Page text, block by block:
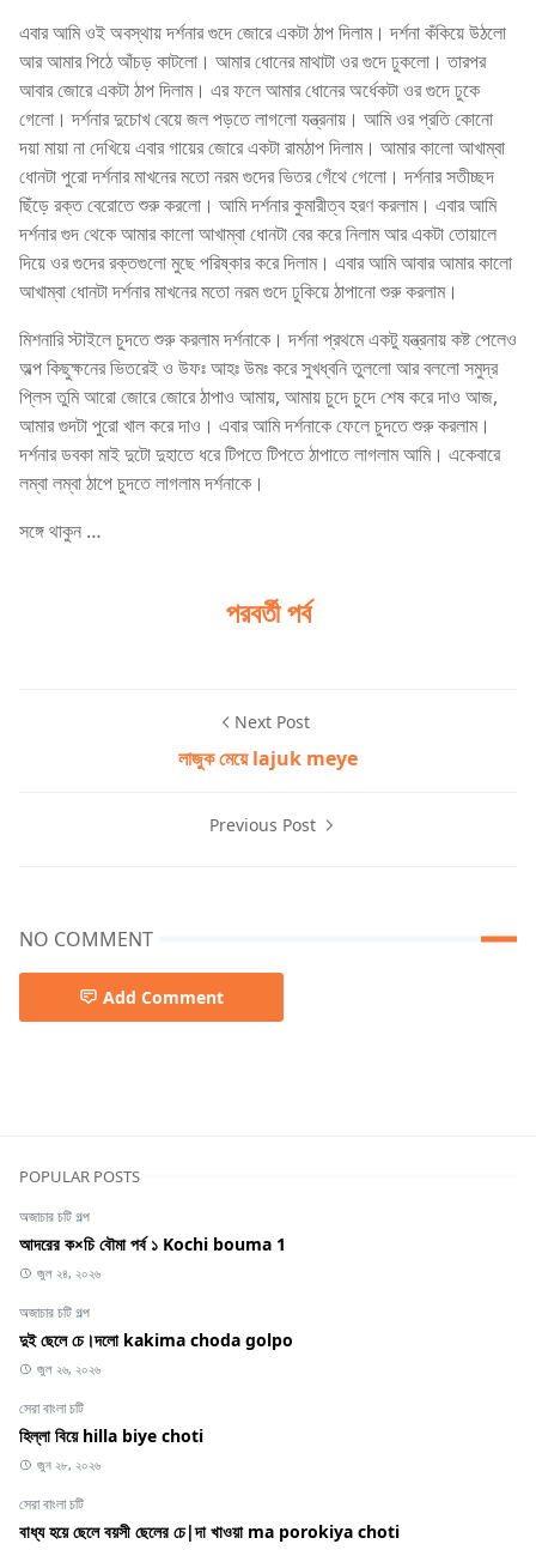
এবার আমি ওই অবস্থায় দর্শনার গুদে জোরে একটা ঠাপ দিলাম। দর্শনা কঁকিয়ে উঠলো
আর আমার পিঠে আঁচড় কাটলো। আমার ধোনের মাথাটা ওর গুদে ঢুকলো। তারপর
আবার জোরে একটা ঠাপ দিলাম। এর ফলে আমার ধোনের অর্ধেকটা ওর গুদে ঢুকে
গেলো। দর্শনার দুচোখ বেয়ে জল পড়তে লাগলো যন্ত্রনায়। আমি ওর প্রতি কোনো
দয়া মায়া না দেখিয়ে এবার গায়ের জোরে একটা রামঠাপ দিলাম। আমার কালো আখাম্বা
ধোনটা পুরো দর্শনার মাখনের মতো নরম গুদের ভিতর গেঁথে গেলো। দর্শনার সতীচ্ছদ
ছিঁড়ে রক্ত বেরোতে শুরু করলো। আমি দর্শনার কুমারীত্ব হরণ করলাম। এবার আমি
দর্শনার গুদ থেকে আমার কালো আখাম্বা ধোনটা বের করে নিলাম আর একটা তোয়ালে
দিয়ে ওর গুদের রক্তগুলো মুছে পরিষ্কার করে দিলাম। এবার আমি আবার আমার কালো
আখাম্বা ধোনটা দর্শনার মাখনের মতো নরম গুদে ঢুকিয়ে ঠাপানো শুরু করলাম।
মিশনারি স্টাইলে চুদতে শুরু করলাম দর্শনাকে। দর্শনা প্রথমে একটু যন্ত্রনায় কষ্ট পেলেও
অল্প কিছুক্ষনের ভিতরেই ও উফঃ আহঃ উমঃ করে সুখধ্বনি তুললো আর বললো সমুদ্র
প্লিস তুমি আরো জোরে জোরে ঠাপাও আমায়, আমায় চুদে চুদে শেষ করে দাও আজ,
আমার গুদটা পুরো খাল করে দাও। এবার আমি দর্শনাকে ফেলে চুদতে শুরু করলাম।
দর্শনার ডবকা মাই দুটো দুহাতে ধরে টিপতে টিপতে ঠাপাতে লাগলাম আমি। একেবারে
লম্বা লম্বা ঠাপে চুদতে লাগলাম দর্শনাকে।
সঙ্গে থাকুন …
পরবর্তী পর্ব
Next Post
লাজুক মেয়ে lajuk meye
Previous Post
NO COMMENT
Add Comment
POPULAR POSTS
অজাচার চটি গল্প
আদরের ক×চি বৌমা পর্ব ১ Kochi bouma 1
জুল ২৪, ২০২৬
অজাচার চটি গল্প
দুই ছেলে চে।দলো kakima choda golpo
জুল ২৬, ২০২৬
সেরা বাংলা চটি
হিল্লা বিয়ে hilla biye choti
জুন ২৮, ২০২৬
সেরা বাংলা চটি
বাধ্য হয়ে ছেলে বয়সী ছেলের চে|দা খাওয়া ma porokiya choti